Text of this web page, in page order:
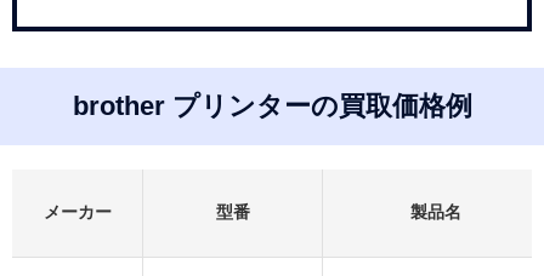
brother プリンターの買取価格例
メーカー 型番 製品名